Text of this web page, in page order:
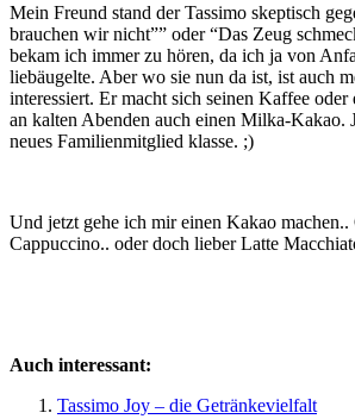
Mein Freund stand der Tassimo skeptisch
brauchen wir nicht”” oder “Das Zeug
bekam ich immer zu hören, da ich ja von
liebäugelte. Aber wo sie nun da ist, ist auch
interessiert. Er macht sich seinen Kaffee
an kalten Abenden auch einen Milka-Kakao.
neues Familienmitglied klasse. ;)
Und jetzt gehe ich mir einen Kakao machen..
Cappuccino.. oder doch lieber Latte
Auch interessant:
Tassimo Joy – die Getränkevielfalt